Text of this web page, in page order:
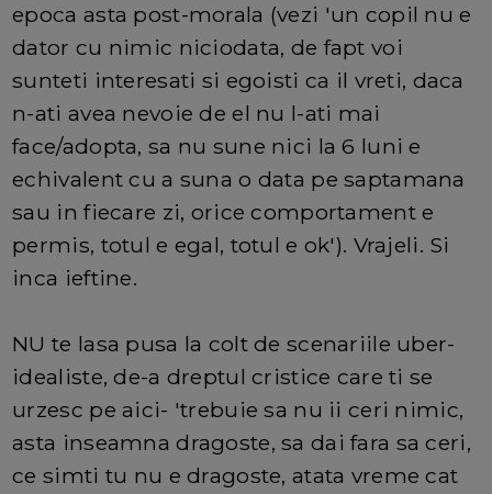
epoca asta post-morala (vezi 'un copil nu e
dator cu nimic niciodata, de fapt voi
sunteti interesati si egoisti ca il vreti, daca
n-ati avea nevoie de el nu l-ati mai
face/adopta, sa nu sune nici la 6 luni e
echivalent cu a suna o data pe saptamana
sau in fiecare zi, orice comportament e
permis, totul e egal, totul e ok'). Vrajeli. Si
inca ieftine.
NU te lasa pusa la colt de scenariile uber-
idealiste, de-a dreptul cristice care ti se
urzesc pe aici- 'trebuie sa nu ii ceri nimic,
asta inseamna dragoste, sa dai fara sa ceri,
ce simti tu nu e dragoste, atata vreme cat